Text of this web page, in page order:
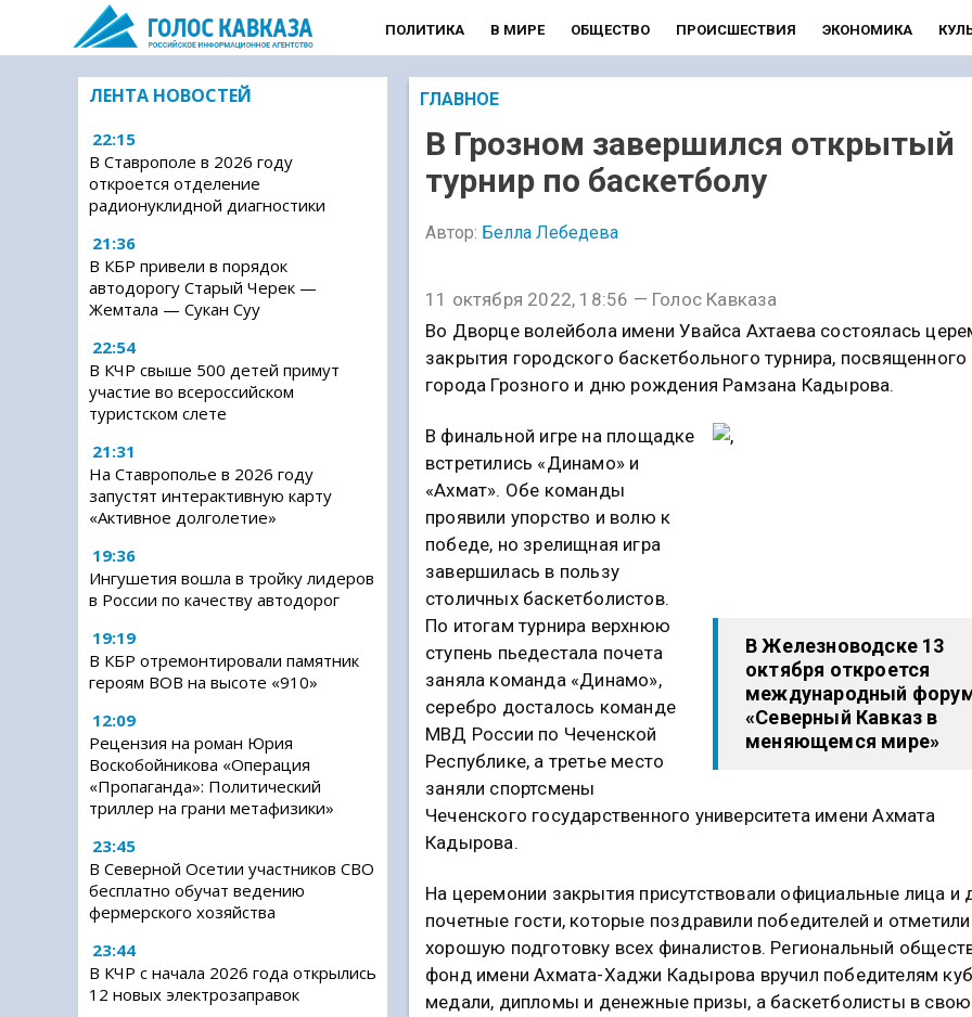
ПОЛИТИКА В МИРЕ ОБЩЕСТВО ПРОИСШЕСТВИЯ ЭКОНОМИКА
ЛЕНТА НОВОСТЕЙ
22:15
В Ставрополе в 2026 году
откроется отделение
радионуклидной диагностики
21:36
В КБР привели в порядок
автодорогу Старый Черек —
Жемтала — Сукан Суу
22:54
В КЧР свыше 500 детей примут
участие во всероссийском
туристском слете
21:31
На Ставрополье в 2026 году
запустят интерактивную карту
«Активное долголетие»
19:36
Ингушетия вошла в тройку лидеров
в России по качеству автодорог
19:19
В КБР отремонтировали памятник
героям ВОВ на высоте «910»
12:09
Рецензия на роман Юрия
Воскобойникова «Операция
«Пропаганда»: Политический
триллер на грани метафизики»
23:45
В Северной Осетии участников СВО
бесплатно обучат ведению
фермерского хозяйства
23:44
В КЧР с начала 2026 года открылись
12 новых электрозаправок
ГЛАВНОЕ
В Грозном завершился открытый
турнир по баскетболу
Автор: Белла Лебедева
11 октября 2022, 18:56 — Голос Кавказа
Во Дворце волейбола имени Увайса Ахтаева состоялась
закрытия городского баскетбольного турнира,
города Грозного и дню рождения Рамзана Кадырова.
В Железноводске 13
октября откроется
международный
«Северный Кавказ в
меняющемся мире»
В финальной игре на площадке
встретились «Динамо» и
«Ахмат». Обе команды
проявили упорство и волю к
победе, но зрелищная игра
завершилась в пользу
столичных баскетболистов.
По итогам турнира верхнюю
ступень пьедестала почета
заняла команда «Динамо»,
серебро досталось команде
МВД России по Чеченской
Республике, а третье место
заняли спортсмены
Чеченского государственного университета имени Ахмата
Кадырова.
На церемонии закрытия присутствовали официальные лица и
почетные гости, которые поздравили победителей и отметили
хорошую подготовку всех финалистов. Региональный
фонд имени Ахмата-Хаджи Кадырова вручил победителям
медали, дипломы и денежные призы, а баскетболисты в свою